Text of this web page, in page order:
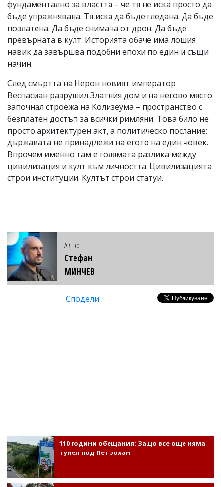
фундаментално за властта – че тя не иска просто да
бъде упражнявана. Тя иска да бъде гледана. Да бъде
позлатена. Да бъде снимана от дрон. Да бъде
превърната в култ. Историята обаче има лошия
навик да завършва подобни епохи по един и същи
начин.
След смъртта на Нерон новият император
Веспасиан разрушил Златния дом и на негово място
започнал строежа на Колизеума – пространство с
безплатен достъп за всички римляни. Това било не
просто архитектурен акт, а политическо послание:
държавата не принадлежи на егото на един човек.
Впрочем именно там е голямата разлика между
цивилизация и култ към личността. Цивилизацията
строи институции. Култът строи статуи.
Автор
Стефан
МИНЧЕВ
Сподели
110 години обещания: Защо все още няма
тунел под Петрохан